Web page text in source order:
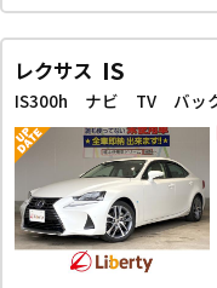
レクサス IS